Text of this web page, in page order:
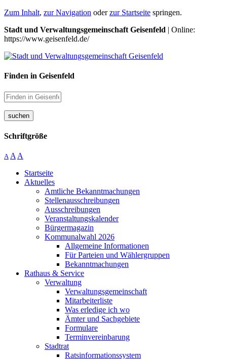
Zum Inhalt, zur Navigation oderzur Startseite springen.
Stadt und Verwaltungsgemeinschaft Geisenfeld | Online:
https://www.geisenfeld.de/
Finden in Geisenfeld
suchen
Schriftgröße
A A A
Startseite
Aktuelles
Amtliche Bekanntmachungen
Stellenausschreibungen
Ausschreibungen
Veranstaltungskalender
Bürgermagazin
Kommunalwahl 2026
Allgemeine Informationen
Für Parteien und Wählergruppen
Bekanntmachungen
Rathaus & Service
Verwaltung
Verwaltungsgemeinschaft
Mitarbeiterliste
Was erledige ich wo
Ämter und Sachgebiete
Formulare
Terminvereinbarung
Stadtrat
Ratsinformationssystem